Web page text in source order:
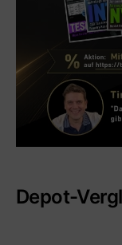
Depot-